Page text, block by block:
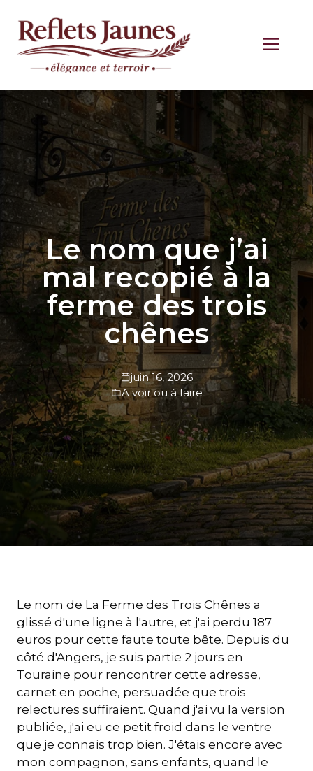
contenu
Le nom que j’ai
mal recopié à la
ferme des trois
chênes
juin 16, 2026
A voir ou à faire
Le nom de La Ferme des Trois Chênes a
glissé d'une ligne à l'autre, et j'ai perdu 187
euros pour cette faute toute bête. Depuis du
côté d'Angers, je suis partie 2 jours en
Touraine pour rencontrer cette adresse,
carnet en poche, persuadée que trois
relectures suffiraient. Quand j'ai vu la version
publiée, j'ai eu ce petit froid dans le ventre
que je connais trop bien. J'étais encore avec
mon compagnon, sans enfants, quand le